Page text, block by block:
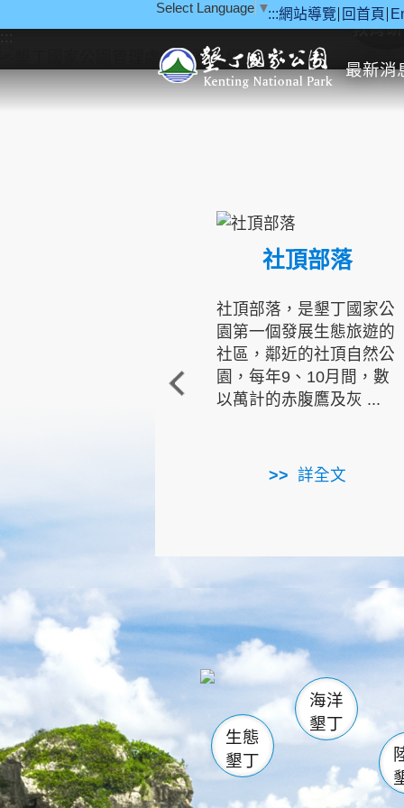
:::網站導覽 回首頁
Select Language ▼
最新消
::: 教育
社頂部落
社頂部落，是墾丁國家公
園第一個發展生態旅遊的
社區，鄰近的社頂自然公
園，每年9、10月間，數
以萬計的赤腹鷹及灰 ...
詳全文
龜山 海生館
恆春
龍鑾潭自
瓊麻館
關山
白砂
生態
墾丁
海洋
墾丁